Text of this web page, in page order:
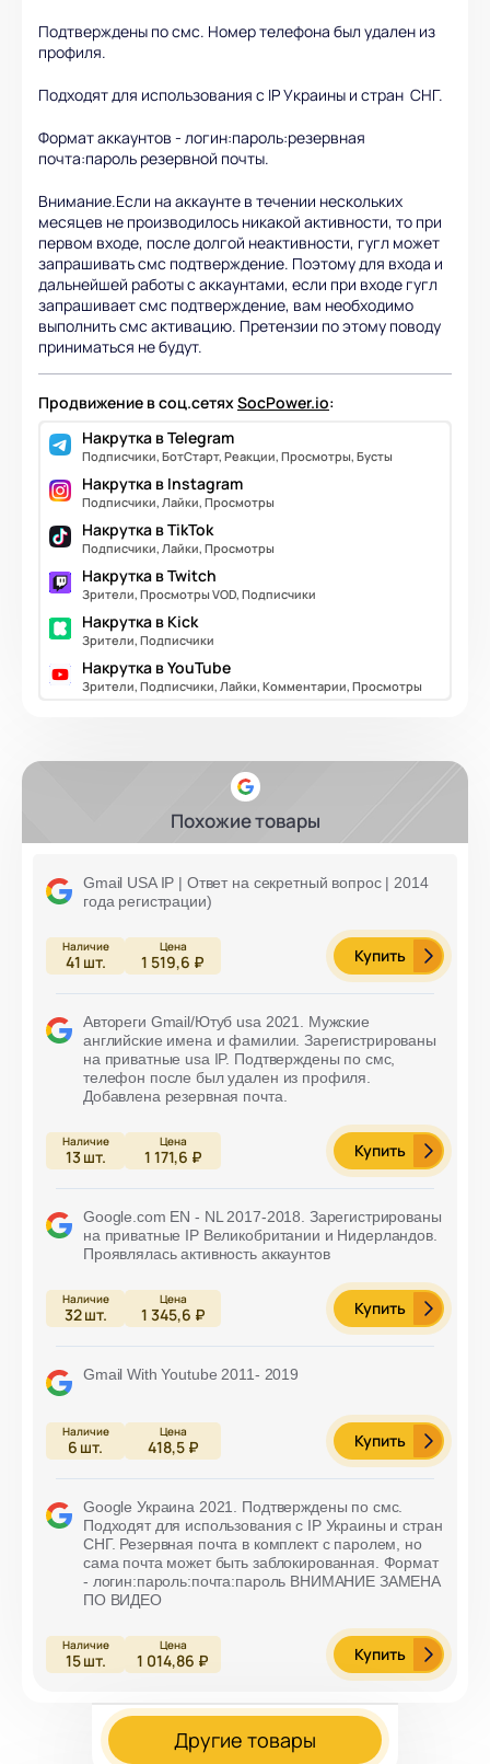
Подтверждены по смс. Номер телефона был удален из
профиля.
Подходят для использования с IP Украины и стран СНГ.
Формат аккаунтов - логин:пароль:резервная
почта:пароль резервной почты.
Внимание.Если на аккаунте в течении нескольких
месяцев не производилось никакой активности, то при
первом входе, после долгой неактивности, гугл может
запрашивать смс подтверждение. Поэтому для входа и
дальнейшей работы с аккаунтами, если при входе гугл
запрашивает смс подтверждение, вам необходимо
выполнить смс активацию. Претензии по этому поводу
приниматься не будут.
Продвижение в соц.сетяхSocPower.io:
Накрутка в Telegram
Подписчики, БотСтарт, Реакции, Просмотры, Бусты
Накрутка в Instagram
Подписчики, Лайки, Просмотры
Накрутка в TikTok
Подписчики, Лайки, Просмотры
Накрутка в Twitch
Зрители, Просмотры VOD, Подписчики
Накрутка в Kick
Зрители, Подписчики
Накрутка в YouTube
Зрители, Подписчики, Лайки, Комментарии, Просмотры
Похожие товары
Gmail USA IP | Ответ на секретный вопрос | 2014
года регистрации)
41 шт. 1 519,6 ₽ Купить
Автореги Gmail/Ютуб usa 2021. Мужские
английские имена и фамилии. Зарегистрированы
на приватные usa IP. Подтверждены по смс,
телефон после был удален из профиля.
Добавлена резервная почта.
13шт. 1 171,6 ₽ Купить
Google.com EN - NL 2017-2018. Зарегистрированы
на приватные IP Великобритании и Нидерландов.
Проявлялась активность аккаунтов
32шт. 1 345,6 ₽ Купить
Gmail With Youtube 2011- 2019
6 шт. 418,5 ₽ Купить
Google Украина 2021. Подтверждены по смс.
Подходят для использования с IP Украины и стран
СНГ. Резервная почта в комплект с паролем, но
сама почта может быть заблокированная. Формат
- логин:пароль:почта:пароль ВНИМАНИЕ ЗАМЕНА
ПО ВИДЕО
15шт. 1 014,86 ₽ Купить
Другие товары